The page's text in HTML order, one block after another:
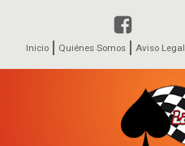
Inicio Quiénes Somos Aviso Legal